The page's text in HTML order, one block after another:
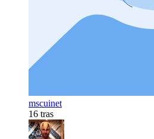
mscuinet
16 tras